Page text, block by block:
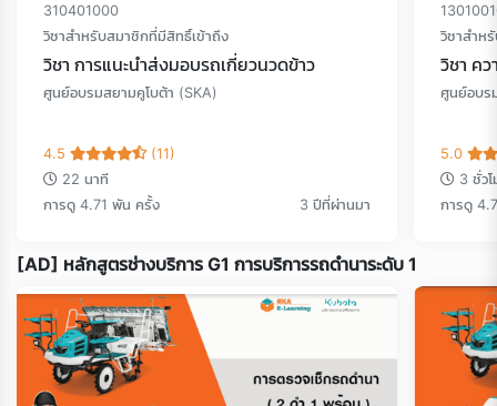
310401000
วิชาสำหรับสมาชิกที่มีสิทธิ์เข้าถึง
วิชา การแนะนำส่งมอบรถเกี่ยวนวดข้าว
ศูนย์อบรมสยามคูโบต้า (SKA)
4.5
(11)
22 นาที
การดู 4.71 พัน ครั้ง
3 ปีที่ผ่านมา
วิชาสำห
วิชา ค
ศูนย์อบร
5.0
3 ชั่ว
การดู
[AD] หลักสูตรช่างบริการ G1 การบริการรถดำนาระดับ 1
Loading...